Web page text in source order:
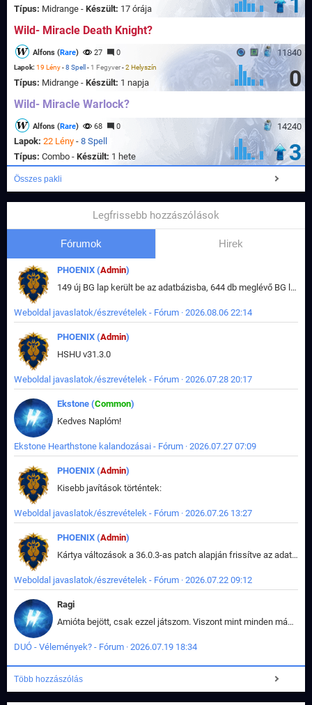
Típus: Midrange - Készült: 17 órája
Wild- Miracle Death Knight?
11840
Alfons (Rare) 27 0
Lapok: 19 Lény-8 Spell - 1 Fegyver-2 Helyszín
Típus: Midrange - Készült: 1 napja 0
Wild- Miracle Warlock?
14240
Alfons (Rare) 68 0
Lapok: 22 Lény - 8 Spell
Típus: Combo - Készült: 1 hete 3
Összes pakli
Legfrissebb hozzászólások
Fórumok Hirek
PHOENIX (Admin)
149 új BG lap került be az adatbázisba, 644 db meglévő BG lap módosult, bekerültek az új képek a megváltozott lapokhoz is.
Weboldal javaslatok/észrevételek - Fórum · 2026.08.06 22:14
PHOENIX (Admin)
HSHU v31.3.0
Weboldal javaslatok/észrevételek - Fórum · 2026.07.28 20:17
Ekstone (Common)
Kedves Naplóm!
Ekstone Hearthstone kalandozásai - Fórum · 2026.07.27 07:09
PHOENIX (Admin)
Kisebb javítások történtek:
Weboldal javaslatok/észrevételek - Fórum · 2026.07.26 13:27
PHOENIX (Admin)
Kártya változások a 36.0.3-as patch alapján frissítve az adatbázisban (képek is cserélve).
Weboldal javaslatok/észrevételek - Fórum · 2026.07.22 09:12
Ragi
Amióta bejött, csak ezzel játszom. Viszont mint minden más - akár az alapjáték is, ez is baromira összetett lett. Néha már pár kör után is esélytelen az egész. Vagy irreállisan túltápol valaki, vagy lelép a partner, vagy csak hülye mint a segg. És amikor eljönne az én időm, na akkor jön el mindenki másé is. Engem jobban érdekelne, hogy ki milyen ratingen szokott játszani. Na ez lenne egy érdekes adat.
DUÓ - Vélemények? - Fórum · 2026.07.19 18:34
Több hozzászólás